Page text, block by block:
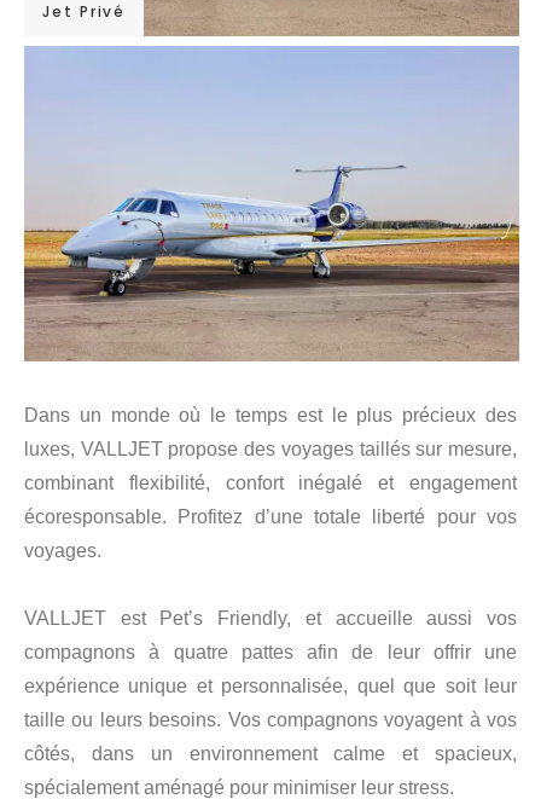
Jet Privé
Dans un monde où le temps est le plus précieux des
luxes, VALLJET propose des voyages taillés sur mesure,
combinant flexibilité, confort inégalé et engagement
écoresponsable. Profitez d’une totale liberté pour vos
voyages.
VALLJET est Pet’s Friendly, et accueille aussi vos
compagnons à quatre pattes afin de leur offrir une
expérience unique et personnalisée, quel que soit leur
taille ou leurs besoins. Vos compagnons voyagent à vos
côtés, dans un environnement calme et spacieux,
spécialement aménagé pour minimiser leur stress.